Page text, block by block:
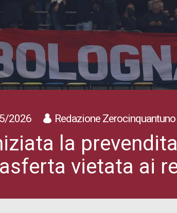
2026 Redazione Zerocinquantuno
la
vietata ai